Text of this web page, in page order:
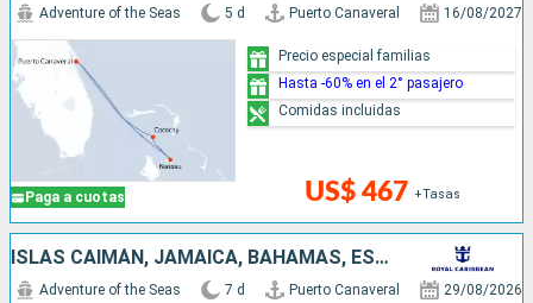
Paga a cuotas
Adventure of the Seas 5 d Puerto Canaveral 16/08/2027
US$ 467 +Tasas
Precio especial familias
Hasta -60% en el 2° pasajero
Comidas incluidas
ISLAS CAIMÁN, JAMAICA, BAHAMAS, ESTADOS UNIDOS
Adventure of the Seas 7 d Puerto Canaveral 29/08/2026